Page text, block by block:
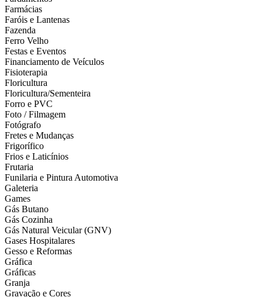
Farmácias
Faróis e Lantenas
Fazenda
Ferro Velho
Festas e Eventos
Financiamento de Veículos
Fisioterapia
Floricultura
Floricultura/Sementeira
Forro e PVC
Foto / Filmagem
Fotógrafo
Fretes e Mudanças
Frigorífico
Frios e Laticínios
Frutaria
Funilaria e Pintura Automotiva
Galeteria
Games
Gás Butano
Gás Cozinha
Gás Natural Veicular (GNV)
Gases Hospitalares
Gesso e Reformas
Gráfica
Gráficas
Granja
Gravação e Cores